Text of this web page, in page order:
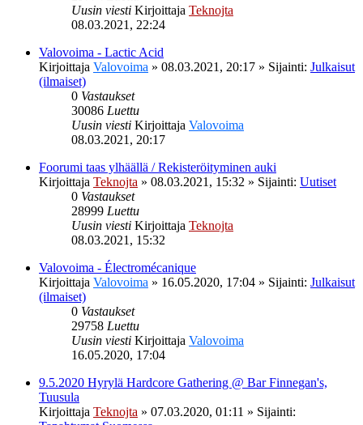
Uusin viesti Kirjoittaja Teknojta
08.03.2021, 22:24
Valovoima - Lactic Acid
Kirjoittaja Valovoima » 08.03.2021, 20:17 » Sijainti: Julkaisut
(ilmaiset)
0 Vastaukset
30086 Luettu
Uusin viesti Kirjoittaja Valovoima
08.03.2021, 20:17
Foorumi taas ylhäällä / Rekisteröityminen auki
Kirjoittaja Teknojta » 08.03.2021, 15:32 » Sijainti: Uutiset
0 Vastaukset
28999 Luettu
Uusin viesti Kirjoittaja Teknojta
08.03.2021, 15:32
Valovoima - Électromécanique
Kirjoittaja Valovoima » 16.05.2020, 17:04 » Sijainti: Julkaisut
(ilmaiset)
0 Vastaukset
29758 Luettu
Uusin viesti Kirjoittaja Valovoima
16.05.2020, 17:04
9.5.2020 Hyrylä Hardcore Gathering @ Bar Finnegan's,
Tuusula
Kirjoittaja Teknojta » 07.03.2020, 01:11 » Sijainti: